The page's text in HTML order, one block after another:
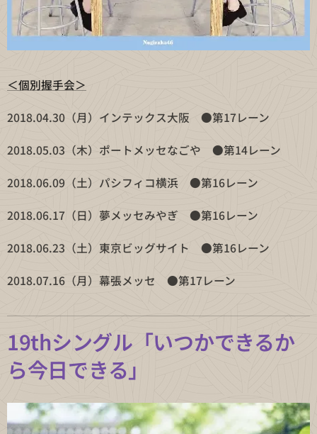
＜個別握手会＞
2018.04.30（月）インテックス大阪 ●第17レーン
2018.05.03（木）ポートメッセなごや ●第14レーン
2018.06.09（土）パシフィコ横浜 ●第16レーン
2018.06.17（日）夢メッセみやぎ ●第16レーン
2018.06.23（土）東京ビッグサイト ●第16レーン
2018.07.16（月）幕張メッセ ●第17レーン
19thシングル「いつかできるか
ら今日できる」